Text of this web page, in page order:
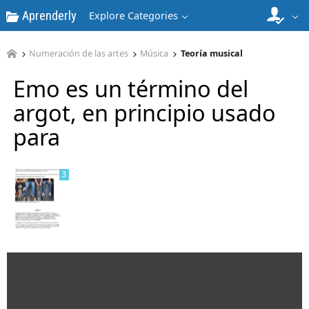
Aprenderly Explore Categories
Numeración de las artes Música Teoría musical
Emo es un término del
argot, en principio usado
para
3